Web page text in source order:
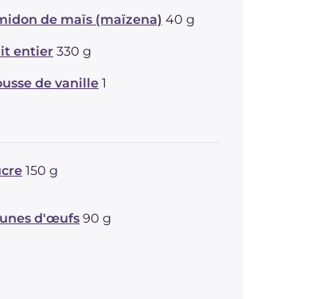
de maïs (maïzena) 40 g
entier 330 g
de vanille 1
150 g
d'œufs 90 g